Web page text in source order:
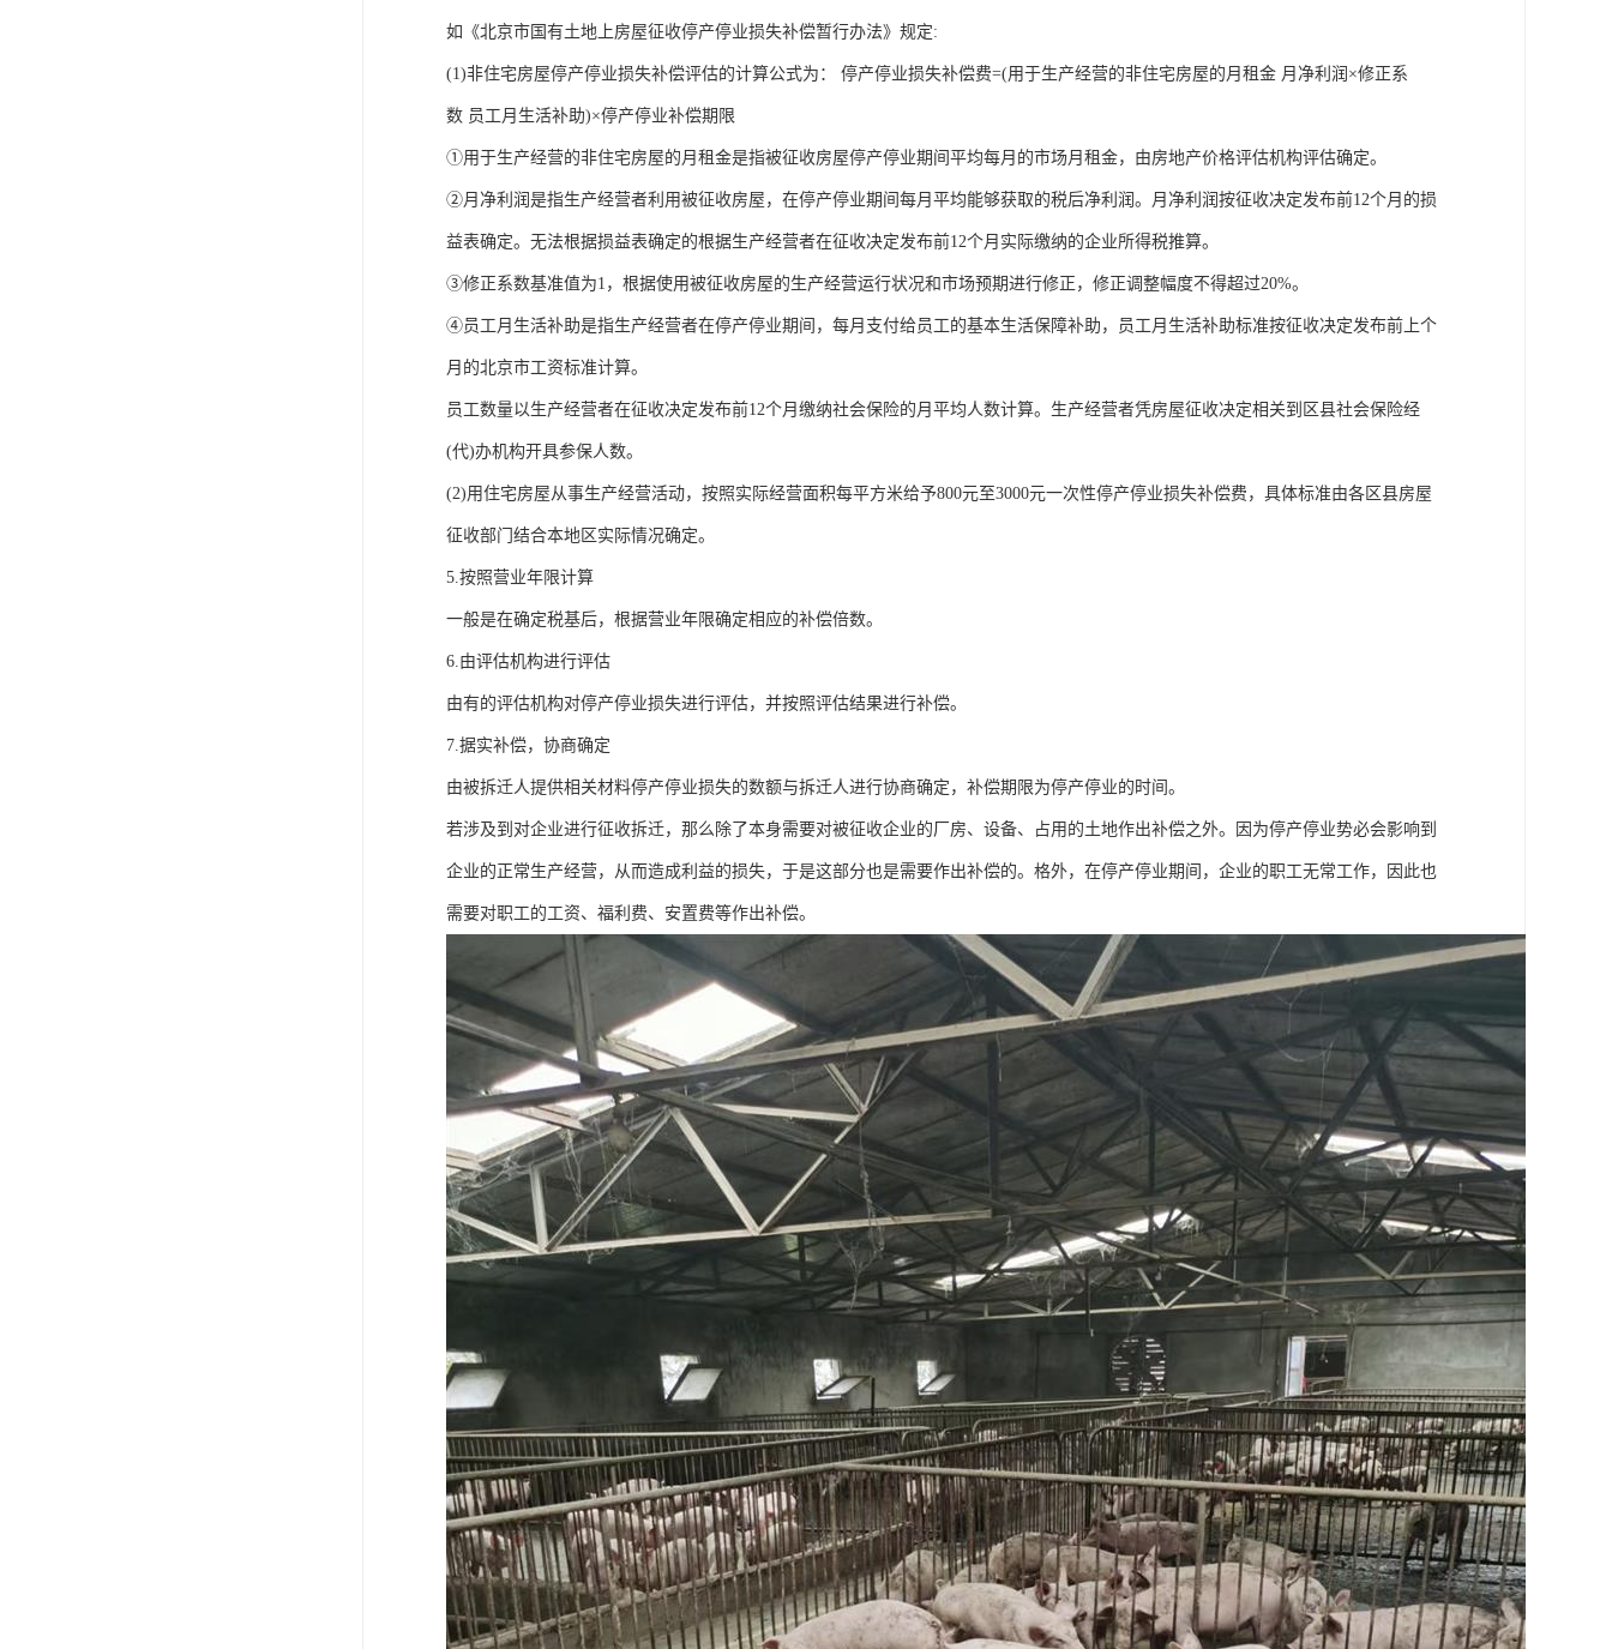
如《北京市国有土地上房屋征收停产停业损失补偿暂行办法》规定:
(1)非住宅房屋停产停业损失补偿评估的计算公式为： 停产停业损失补偿费=(用于生产经营的非住宅房屋的月租金 月净利润×修正系
数 员工月生活补助)×停产停业补偿期限
①用于生产经营的非住宅房屋的月租金是指被征收房屋停产停业期间平均每月的市场月租金，由房地产价格评估机构评估确定。
②月净利润是指生产经营者利用被征收房屋，在停产停业期间每月平均能够获取的税后净利润。月净利润按征收决定发布前12个月的损
益表确定。无法根据损益表确定的根据生产经营者在征收决定发布前12个月实际缴纳的企业所得税推算。
③修正系数基准值为1，根据使用被征收房屋的生产经营运行状况和市场预期进行修正，修正调整幅度不得超过20%。
④员工月生活补助是指生产经营者在停产停业期间，每月支付给员工的基本生活保障补助，员工月生活补助标准按征收决定发布前上个
月的北京市工资标准计算。
员工数量以生产经营者在征收决定发布前12个月缴纳社会保险的月平均人数计算。生产经营者凭房屋征收决定相关到区县社会保险经
(代)办机构开具参保人数。
(2)用住宅房屋从事生产经营活动，按照实际经营面积每平方米给予800元至3000元一次性停产停业损失补偿费，具体标准由各区县房屋
征收部门结合本地区实际情况确定。
5.按照营业年限计算
一般是在确定税基后，根据营业年限确定相应的补偿倍数。
6.由评估机构进行评估
由有的评估机构对停产停业损失进行评估，并按照评估结果进行补偿。
7.据实补偿，协商确定
由被拆迁人提供相关材料停产停业损失的数额与拆迁人进行协商确定，补偿期限为停产停业的时间。
若涉及到对企业进行征收拆迁，那么除了本身需要对被征收企业的厂房、设备、占用的土地作出补偿之外。因为停产停业势必会影响到
企业的正常生产经营，从而造成利益的损失，于是这部分也是需要作出补偿的。格外，在停产停业期间，企业的职工无常工作，因此也
需要对职工的工资、福利费、安置费等作出补偿。